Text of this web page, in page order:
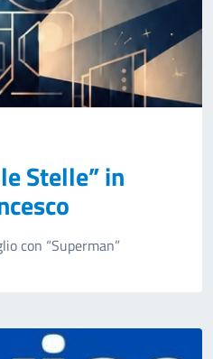
Stelle” in
con “Superman”